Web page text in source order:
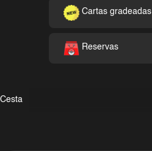
Cartas gradeadas
Reservas
Cesta